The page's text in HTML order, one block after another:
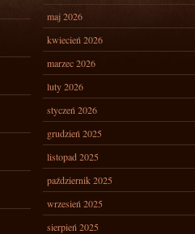
maj 2026
kwiecień 2026
marzec 2026
luty 2026
styczeń 2026
grudzień 2025
listopad 2025
październik 2025
wrzesień 2025
sierpień 2025